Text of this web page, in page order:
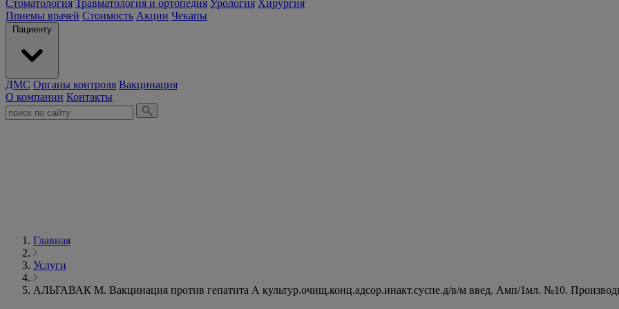
Стоматология Травматология и ортопедия Урология Хирургия
Приемы врачей Стоимость Акции Чекапы
Пациенту
ДМС Органы контроля Вакцинация
О компании Контакты
Главная
Услуги
АЛЬГАВАК М. Вакцинация против гепатита А культур.очищ.конц.адсор.инакт.суспе.д/в/м введ. Амп/1мл. №10.